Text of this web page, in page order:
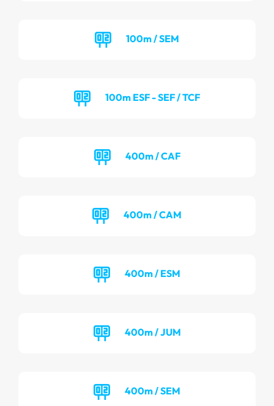
100m / SEM
100m ESF - SEF / TCF
400m / CAF
400m / CAM
400m / ESM
400m / JUM
400m / SEM